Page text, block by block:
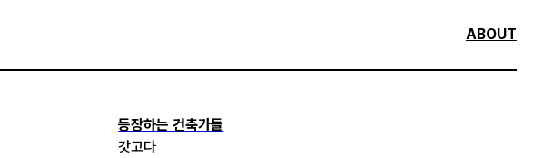
ABOUT
등장하는 건축가들
갓고다